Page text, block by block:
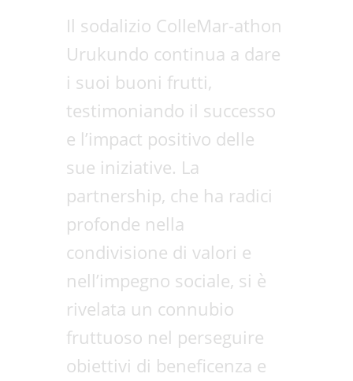
Il sodalizio ColleMar-athon
Urukundo continua a dare
i suoi buoni frutti,
testimoniando il successo
e l’impact positivo delle
sue iniziative. La
partnership, che ha radici
profonde nella
condivisione di valori e
nell’impegno sociale, si è
rivelata un connubio
fruttuoso nel perseguire
obiettivi di beneficenza e